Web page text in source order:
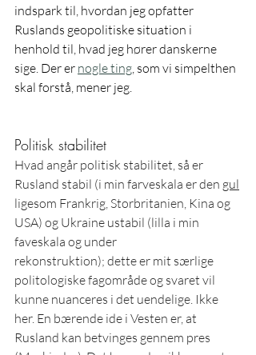
indspark til, hvordan jeg opfatter
Ruslands geopolitiske situation i
henhold til, hvad jeg hører danskerne
sige. Der er nogle ting, som vi simpelthen
skal forstå, mener jeg.
Politisk stabilitet
Hvad angår politisk stabilitet, så er
Rusland stabil (i min farveskala er den gul
ligesom Frankrig, Storbritanien, Kina og
USA) og Ukraine ustabil (lilla i min
faveskala og under
rekonstruktion); dette er mit særlige
politologiske fagområde og svaret vil
kunne nuanceres i det uendelige. Ikke
her. En bærende ide i Vesten er, at
Rusland kan betvinges gennem pres